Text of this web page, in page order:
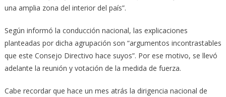
una amplia zona del interior del país”.
Según informó la conducción nacional, las explicaciones
planteadas por dicha agrupación son “argumentos incontrastables
que este Consejo Directivo hace suyos”. Por ese motivo, se llevó
adelante la reunión y votación de la medida de fuerza.
Cabe recordar que hace un mes atrás la dirigencia nacional de